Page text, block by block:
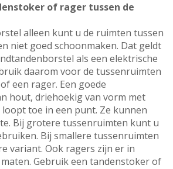
of rager tussen de
alleen kunt u de ruimten tussen
niet goed schoonmaken. Dat geldt
als een elektrische
daarom voor de tussenruimten
een rager. Een goede
hout, driehoekig van vorm met
toe in een punt. Ze kunnen
Bij grotere tussenruimten kunt u
Bij smallere tussenruimten
variant. Ook ragers zijn er in
Gebruik een tandenstoker of